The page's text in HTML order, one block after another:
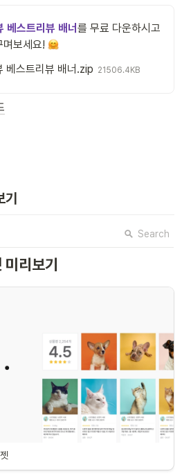
베스트리뷰 배너 를 무료 다운하시고
며보세요!
베스트리뷰 배너.zip 21506.4KB
Search
리보기